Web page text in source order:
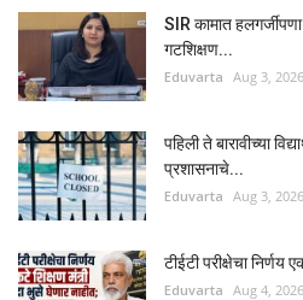
SIR कामात
गटशिक्षण...
Eduvarta Aug 3, 2026
पहिली ते बारावीच्या
प्रशासनाचे...
Eduvarta Aug 3, 2026
टीईटी परीक्षेचा निर्णय
Eduvarta Aug 4, 2026